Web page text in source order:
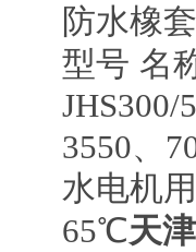
防水橡
型号 名
3550、
水电机
65℃天